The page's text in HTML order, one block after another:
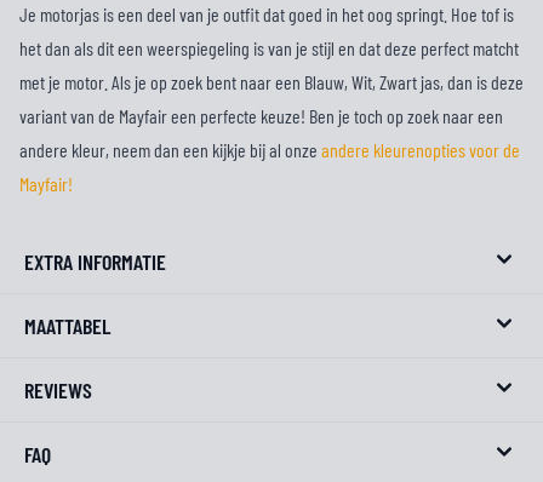
Je motorjas is een deel van je outfit dat goed in het oog springt. Hoe tof is
het dan als dit een weerspiegeling is van je stijl en dat deze perfect matcht
met je motor. Als je op zoek bent naar een Blauw, Wit, Zwart jas, dan is deze
variant van de Mayfair een perfecte keuze! Ben je toch op zoek naar een
andere kleur, neem dan een kijkje bij al onze andere kleurenopties voor de
Mayfair!
EXTRA INFORMATIE
MAATTABEL
REVIEWS
FAQ